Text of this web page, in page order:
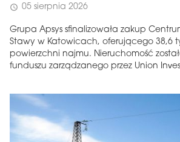
schedule 05 sierpnia 2026
Grupa Apsys sfinalizowała zakup
Stawy w Katowicach, oferującego 38,6
powierzchni najmu. Nieruchomość
funduszu zarządzanego przez Union